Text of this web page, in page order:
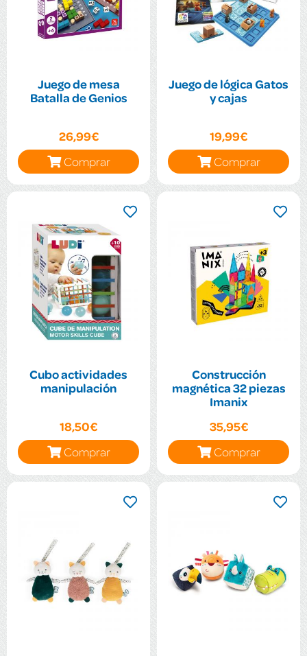
Juego de mesa
Batalla de Genios
26,99€
Comprar
Juego de lógica Gatos
y cajas
19,99€
Comprar
Cubo actividades
manipulación
18,50€
Comprar
Construcción
magnética 32 piezas
Imanix
35,95€
Comprar